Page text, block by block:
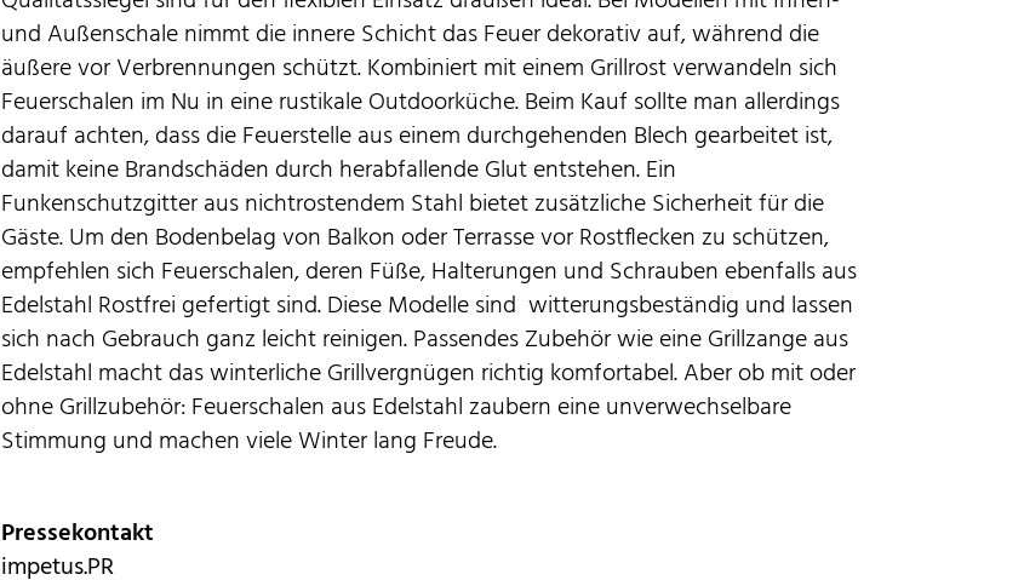
und Außenschale nimmt die innere Schicht das Feuer dekorativ auf, während die
äußere vor Verbrennungen schützt. Kombiniert mit einem Grillrost verwandeln sich
Feuerschalen im Nu in eine rustikale Outdoorküche. Beim Kauf sollte man allerdings
darauf achten, dass die Feuerstelle aus einem durchgehenden Blech gearbeitet ist,
damit keine Brandschäden durch herabfallende Glut entstehen. Ein
Funkenschutzgitter aus nichtrostendem Stahl bietet zusätzliche Sicherheit für die
Gäste. Um den Bodenbelag von Balkon oder Terrasse vor Rostflecken zu schützen,
empfehlen sich Feuerschalen, deren Füße, Halterungen und Schrauben ebenfalls aus
Edelstahl Rostfrei gefertigt sind. Diese Modelle sind witterungsbeständig und lassen
sich nach Gebrauch ganz leicht reinigen. Passendes Zubehör wie eine Grillzange aus
Edelstahl macht das winterliche Grillvergnügen richtig komfortabel. Aber ob mit oder
ohne Grillzubehör: Feuerschalen aus Edelstahl zaubern eine unverwechselbare
Stimmung und machen viele Winter lang Freude.
Pressekontakt
impetus.PR